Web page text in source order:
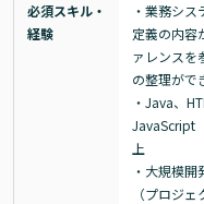
必須スキル・
経験
・業務シ
定義の内容
ァレンスを
の整理がで
・Java、
JavaScript
上
・大規模
（プロジ